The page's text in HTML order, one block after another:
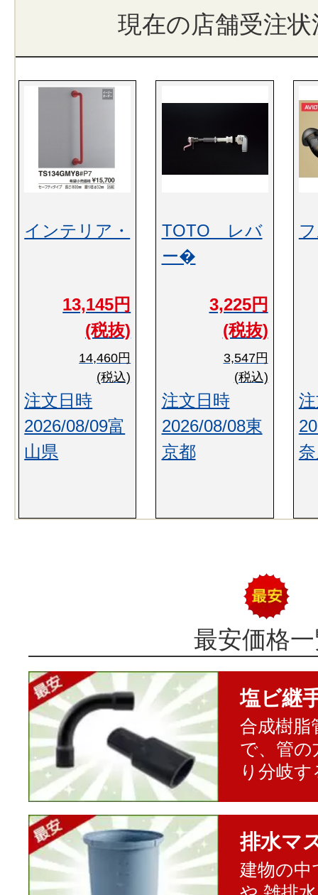
現在の店舗受注状
インテリア・
13,145円
(税抜)
14,460円
(税込)
注文日時
2026/08/09富
山県
TOTO レバ
ー�
3,225円
(税抜)
3,547円
(税込)
注文日時
2026/08/08東
京都
最安価格
塩ビ継
合成樹脂
で、管の
り分岐
排水マ
建物の中